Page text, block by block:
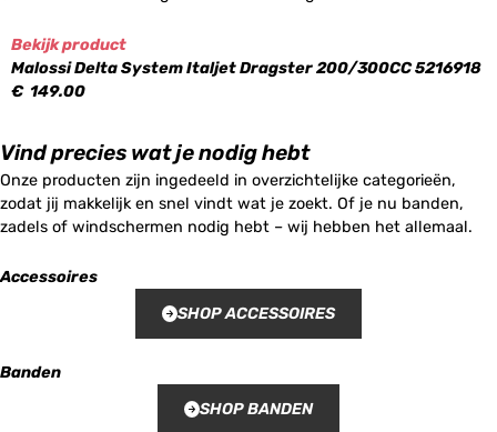
Bekijk product
Malossi Delta System Italjet Dragster 200/300CC 5216918
€ 149.00
Vind precies wat je nodig hebt
Onze producten zijn ingedeeld in overzichtelijke categorieën,
zodat jij makkelijk en snel vindt wat je zoekt. Of je nu banden,
zadels of windschermen nodig hebt – wij hebben het allemaal.
Accessoires
SHOP ACCESSOIRES
Banden
SHOP BANDEN